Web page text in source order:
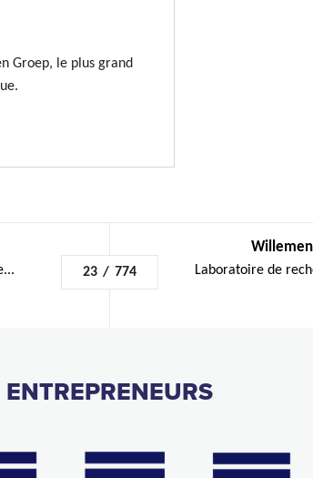
Groep, le plus grand
23 / 774 Laboratoire de
ENTREPRENEURS